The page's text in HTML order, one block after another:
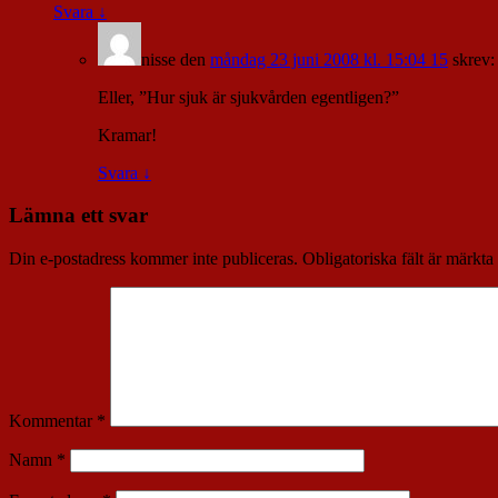
Svara ↓
nisse den måndag 23 juni 2008 kl. 15:04 15 skrev:
Eller, ”Hur sjuk är sjukvården egentligen?”
Kramar!
Svara ↓
Lämna ett svar
Din e-postadress kommer inte publiceras. Obligatoriska fält är märkta
Kommentar *
Namn *